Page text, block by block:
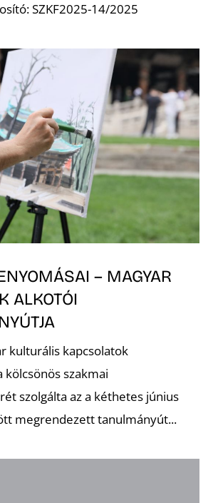
SZKF2025-14/2025
– MAGYAR
ALKOTÓI
kulturális kapcsolatok
kölcsönös szakmai
szolgálta az a kéthetes június
megrendezett tanulmányút...